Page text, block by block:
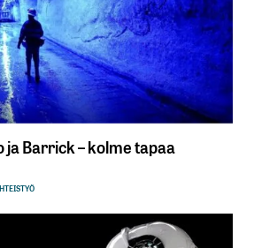
ja Barrick – kolme tapaa